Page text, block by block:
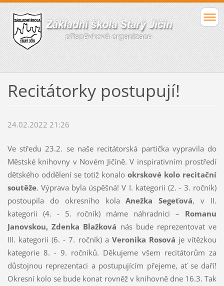
Recitátorky postupují!
24.02.2022 21:26
Ve středu 23.2. se naše recitátorská partička vypravila do
Městské knihovny v Novém Jičíně. V inspirativním prostředí
dětského oddělení se totiž konalookrskové kolo recitační
soutěže. Výprava byla úspěšná! V I. kategorii (2. - 3. ročník)
postoupila do okresního kolaAnežka Segeťová, v II.
kategorii (4. - 5. ročník) máme náhradnici – Romanu
Janovskou, Zdenka Blažková nás bude reprezentovat ve
III. kategorii (6. - 7. ročník) a Veronika Rosová je vítězkou
kategorie 8. - 9. ročníků. Děkujeme všem recitátorům za
důstojnou reprezentaci a postupujícím přejeme, ať se daří!
Okresní kolo se bude konat rovněž v knihovně dne 16.3. Tak